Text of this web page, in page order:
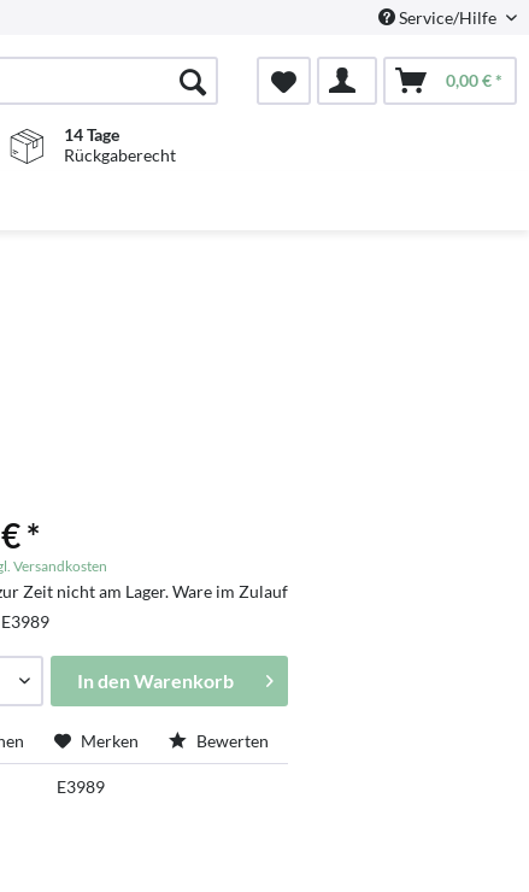
Service/Hilfe
0,00 € *
14 Tage
Rückgaberecht
*
Versandkosten
Zeit nicht am Lager. Ware im Zulauf
E3989
In den Warenkorb
Merken Bewerten
E3989